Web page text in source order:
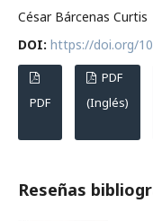
César Bárcenas Curtis
DOI: https://doi.org/
PDF
PDF
(Inglés)
Reseñas